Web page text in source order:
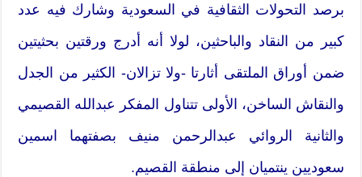
برصد التحولات الثقافية في السعودية وشارك فيه عدد
كبير من النقاد والباحثين، لولا أنه أدرج ورقتين بحثيتين
ضمن أوراق الملتقى أثارتا -ولا تزالان- الكثير من الجدل
والنقاش الساخن، الأولى تتناول المفكر عبدالله القصيمي
والثانية الروائي عبدالرحمن منيف بصفتهما اسمين
سعوديين ينتميان إلى منطقة القصيم.